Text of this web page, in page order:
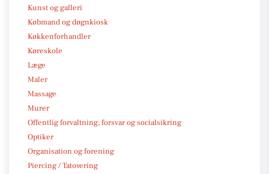
Kunst og galleri
Købmand og døgnkiosk
Køkkenforhandler
Køreskole
Læge
Maler
Massage
Murer
Offentlig forvaltning, forsvar og socialsikring
Optiker
Organisation og forening
Piercing / Tatovering